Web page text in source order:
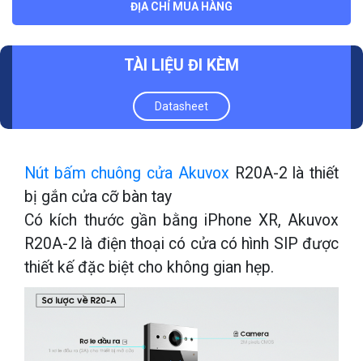
Chống nước & chống bụi: IP 65
ĐỊA CHỈ MUA HÀNG
TÀI LIỆU ĐI KÈM
Datasheet
Nút bấm chuông cửa Akuvox R20A-2 là thiết
bị gắn cửa cỡ bàn tay
Có kích thước gần bằng iPhone XR, Akuvox
R20A-2 là điện thoại có cửa có hình SIP được
thiết kế đặc biệt cho không gian hẹp.